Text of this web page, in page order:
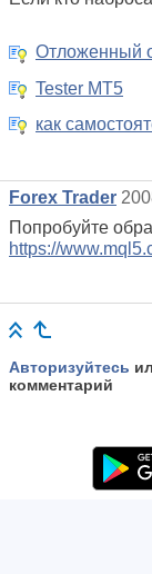
Отложенный
Tester MT5
как
Forex Trader
Попробуйте
https://
Авторизуйтесь
комментарий